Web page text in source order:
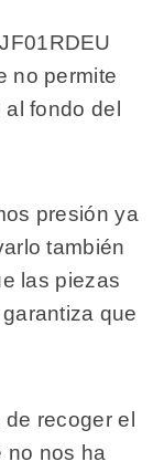
no permite
fondo del
presión ya
también
las piezas
que
recoger el
no nos ha